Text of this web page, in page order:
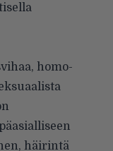
homo-
häirintä